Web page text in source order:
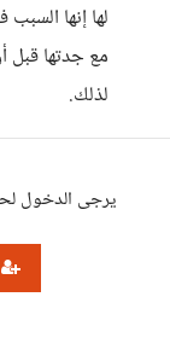
لها إنها
مع جدتها قبل
لذلك.
يرجى الدخول